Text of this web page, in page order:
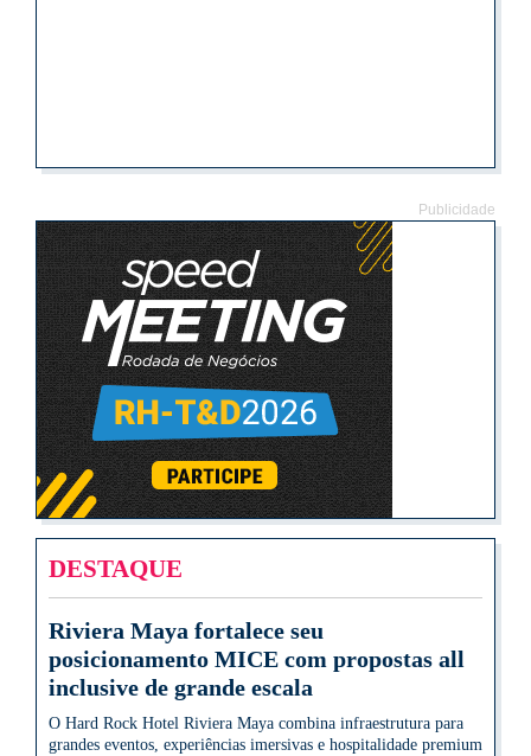
Publicidade
DESTAQUE
Riviera Maya fortalece seu
posicionamento MICE com propostas all
inclusive de grande escala
O Hard Rock Hotel Riviera Maya combina infraestrutura para
grandes eventos, experiências imersivas e hospitalidade premium